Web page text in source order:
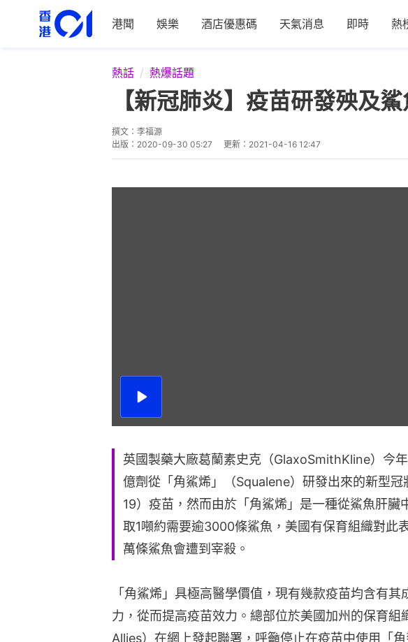
港聞 娛樂 酒店優惠碼 天氣消息 即時 熱
熱話 熱爆話題
【新冠肺炎】疫苗研發殃
撰文： 李福源
出版： 2020-09-30 05:27 更新： 2021-04-16 12:47
播
英國製藥大廠葛蘭素史克（GlaxoSmithKline）今
億劑從「角鯊烯」（Squalene）研發出來的新型
19）疫苗，然而由於「角鯊烯」是一種從鯊魚肝臟
取1噸約需要逾3000條鯊魚，美國有保育組織對此
萬條鯊魚會遭到宰殺。
「角鯊烯」具極高醫學價值，現有幾款疫苗均含有
力，從而提高疫苗效力。總部位於美國加州的保育組
Allies）在網上發起聯署，呼籲停止在疫苗中使用「